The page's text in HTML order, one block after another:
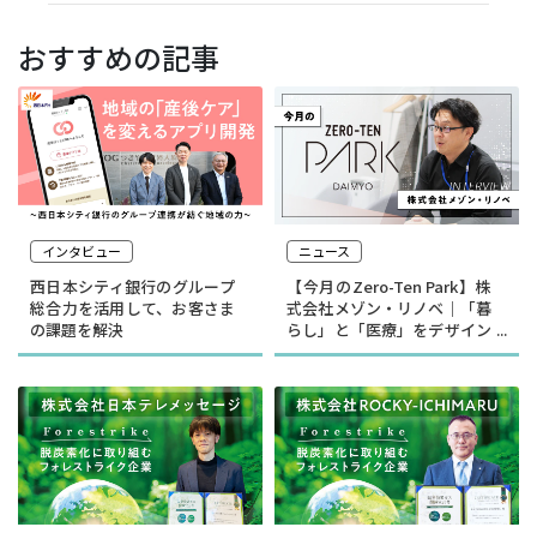
おすすめの記事
インタビュー
西日本シティ銀行のグループ
総合力を活用して、お客さま
の課題を解決
ニュース
【今月のZero-Ten Park】株
式会社メゾン・リノベ｜「暮
らし」と「医療」をデザイン
する